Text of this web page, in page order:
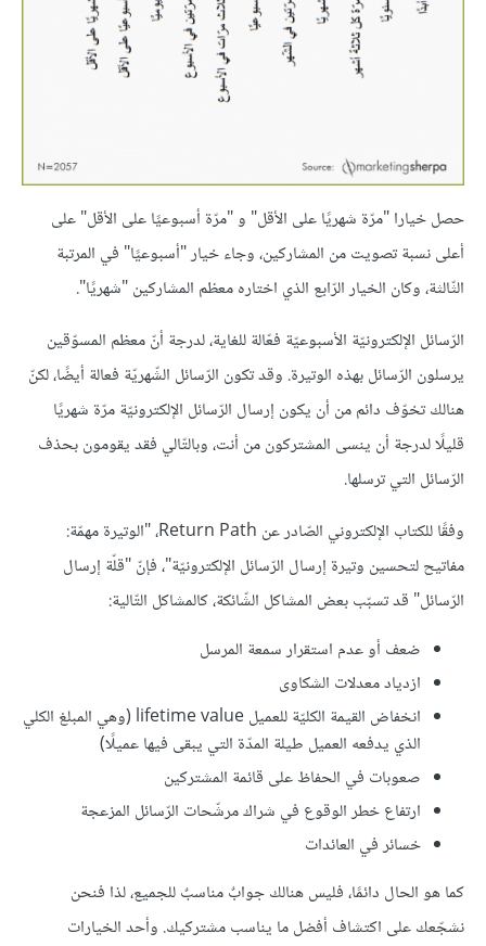
حصل خيارا "مرّة شهريًا على الأقل" و "مرّة أسبوعيًا على الأقل" على
أعلى نسبة تصويت من المشاركين، وجاء خيار "أسبوعيًا" في المرتبة
الثّالثة، وكان الخيار الرّابع الذي اختاره معظم المشاركين "شهريًا".
الرّسائل الإلكترونيّة الأسبوعيّة فعّالة للغاية، لدرجة أنّ معظم المسوّقين
يرسلون الرّسائل بهذه الوتيرة. وقد تكون الرّسائل الشّهريّة فعالة أيضًا، لكنّ
هنالك تخوّف دائم من أن يكون إرسال الرّسائل الإلكترونيّة مرّة شهريًا
قليلًا لدرجة أن ينسى المشتركون من أنت، وبالتّالي فقد يقومون بحذف
الرّسائل التي ترسلها.
وفقًا للكتاب الإلكتروني الصّادر عن Return Path، "الوتيرة مهمّة:
مفاتيح لتحسين وتيرة إرسال الرّسائل الإلكترونيّة"، فإنّ "قلّة إرسال
الرّسائل" قد تسبّب بعض المشاكل الشّائكة، كالمشاكل التّالية:
ضعف أو عدم استقرار سمعة المرسل
ازدياد معدلات الشكاوى
انخفاض القيمة الكليّة للعميل lifetime value (وهي المبلغ الكلي
الذي يدفعه العميل طيلة المدّة التي يبقى فيها عميلًا)
صعوبات في الحفاظ على قائمة المشتركين
ارتفاع خطر الوقوع في شراك مرشّحات الرّسائل المزعجة
خسائر في العائدات
كما هو الحال دائمًا، فليس هنالك جوابٌ مناسبٌ للجميع، لذا فنحن
نشجّعك على اكتشاف أفضل ما يناسب مشتركيك. وأحد الخيارات